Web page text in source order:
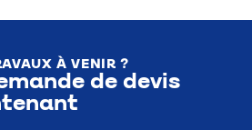
À VENIR ?
de devis